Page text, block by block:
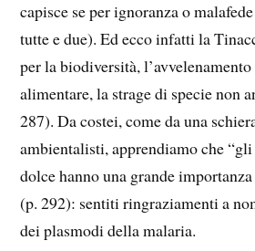
capisce se per ignoranza o
tutte e due). Ed ecco infatti la
per la biodiversità,
alimentare, la strage di specie non
287). Da costei, come da una
ambientalisti, apprendiamo che “gli
dolce hanno una grande
(p. 292): sentiti ringraziamenti a
dei plasmodi della malaria.